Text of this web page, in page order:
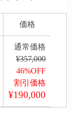
価格
通常価格
¥357,000
46%OFF
割引価格
¥190,000